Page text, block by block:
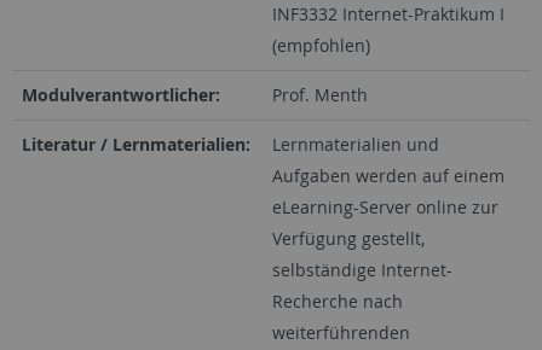
INF3332 Internet-Praktikum I
(empfohlen)
Modulverantwortlicher: Prof. Menth
Literatur / Lernmaterialien:
Lernmaterialien und
Aufgaben werden auf einem
eLearning-Server online zur
Verfügung gestellt,
selbständige Internet-
Recherche nach
weiterführenden